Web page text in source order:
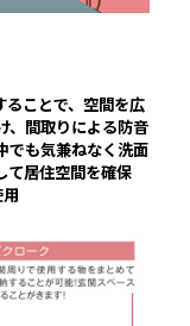
ことで、空間を広
、間取りによる防音
でも気兼ねなく洗面
て居住空間を確保